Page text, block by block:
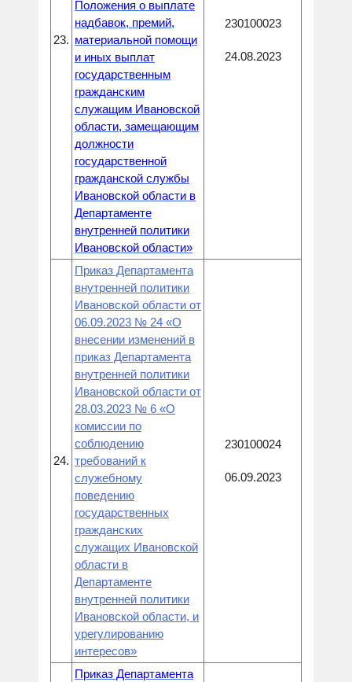
23.
Положения о выплате
надбавок, премий,
материальной помощи
и иных выплат
государственным
гражданским
служащим Ивановской
области, замещающим
должности
государственной
гражданской службы
Ивановской области в
Департаменте
внутренней политики
Ивановской области»
230100023
24.08.2023
24.
Приказ Департамента
внутренней политики
Ивановской области от
06.09.2023 № 24 «О
внесении изменений в
приказ Департамента
внутренней политики
Ивановской области от
28.03.2023 № 6 «О
комиссии по
соблюдению
требований к
служебному
поведению
государственных
гражданских
служащих Ивановской
области в
Департаменте
внутренней политики
Ивановской области, и
урегулированию
интересов»
230100024
06.09.2023
Приказ Департамента